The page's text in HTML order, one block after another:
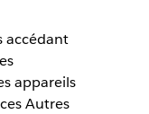
accédant
appareils
Autres